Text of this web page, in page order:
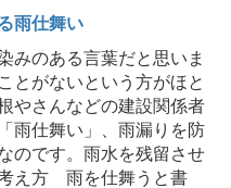
雨仕舞い
みのある言葉だと思いま
とがないという方がほと
やさんなどの建設関係者
雨仕舞い」、雨漏りを防
のです。雨水を残留させ
え方 雨を仕舞うと書